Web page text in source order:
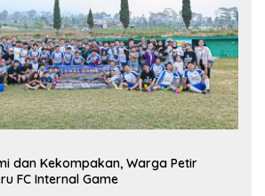
dan Kekompakan, Warga Petir
FC Internal Game